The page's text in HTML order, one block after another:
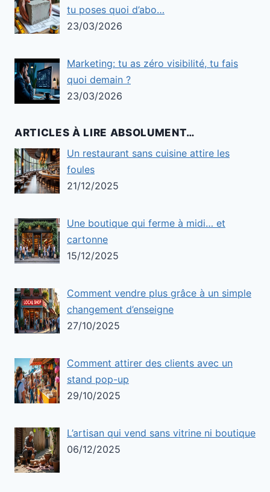
tu poses quoi d’abo…
23/03/2026
Marketing: tu as zéro visibilité, tu fais
quoi demain ?
23/03/2026
ARTICLES À LIRE ABSOLUMENT…
Un restaurant sans cuisine attire les
foules
21/12/2025
Une boutique qui ferme à midi… et
cartonne
15/12/2025
Comment vendre plus grâce à un simple
changement d’enseigne
27/10/2025
Comment attirer des clients avec un
stand pop-up
29/10/2025
L’artisan qui vend sans vitrine ni boutique
06/12/2025